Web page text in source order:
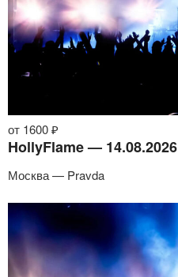
от 1600 ₽
HollyFlame — 14.08.2026
Москва — Pravda